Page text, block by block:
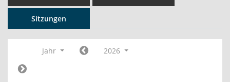
Sitzungen
Jahr 2026